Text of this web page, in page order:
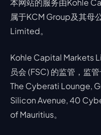
本网站的服务由Kohle
属于KCM Group及其母
Limited。
Kohle Capital Markets
员会 (FSC) 的监管，监
The Cyberati Lounge,
Silicon Avenue, 40
of Mauritius。